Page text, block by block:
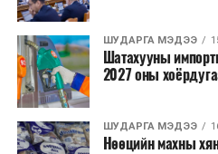
Трамвай нь цахилгаан эрчим
ашиглалтын явцад агаар
ялгаруулахгүй. Иргэд
багтаамжийн нийтийн
хөдөлгөөний ачаалал,
болон бусад хүлэмжийн хийн
ШУДАРГА МЭДЭЭ
Шатахууны
2027 оны
ШУДАРГА МЭДЭЭ
Нөөцийн махны